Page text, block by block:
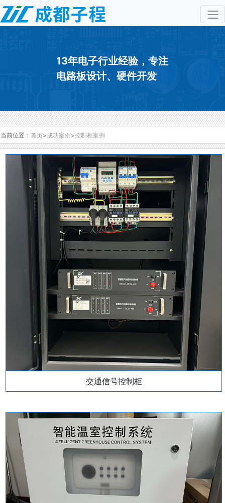
13年电子行业经验，专注
电路板设计、硬件开发
当前位置： 首页>成功案例>控制柜案例
交通信号控制柜